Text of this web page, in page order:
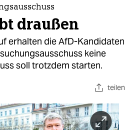
draußen
erhalten die AfD-Kandidaten
keine
soll trotzdem starten.
teilen